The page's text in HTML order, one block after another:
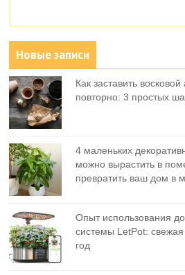
Новые записи
Как заставить
повторно: 3 простых
4 маленьких
можно вырастить в
превратить ваш дом в
Опыт использования
системы LetPot: свежая
год